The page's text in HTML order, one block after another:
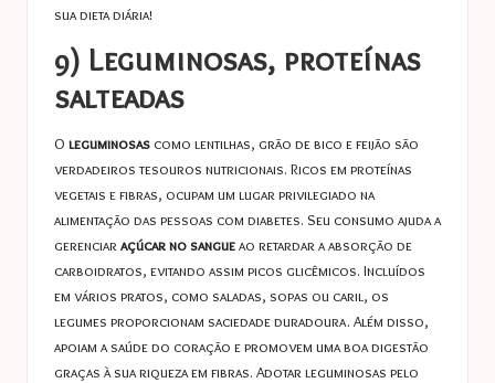
sua dieta diária!
9) Leguminosas, proteínas
salteadas
O leguminosas como lentilhas, grão de bico e feijão são
verdadeiros tesouros nutricionais. Ricos em proteínas
vegetais e fibras, ocupam um lugar privilegiado na
alimentação das pessoas com diabetes. Seu consumo ajuda a
gerenciaraçúcar no sangueao retardar a absorção de
carboidratos, evitando assim picos glicêmicos. Incluídos
em vários pratos, como saladas, sopas ou caril, os
legumes proporcionam saciedade duradoura. Além disso,
apoiam a saúde do coração e promovem uma boa digestão
graças à sua riqueza em fibras. Adotar leguminosas pelo